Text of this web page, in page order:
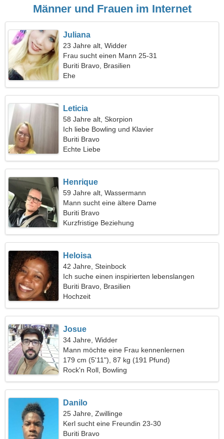
Männer und Frauen im Internet
Juliana
23 Jahre alt, Widder
Frau sucht einen Mann 25-31
Buriti Bravo, Brasilien
Ehe
Leticia
58 Jahre alt, Skorpion
Ich liebe Bowling und Klavier
Buriti Bravo
Echte Liebe
Henrique
59 Jahre alt, Wassermann
Mann sucht eine ältere Dame
Buriti Bravo
Kurzfristige Beziehung
Heloisa
42 Jahre, Steinbock
Ich suche einen inspirierten lebenslangen
Freund
Buriti Bravo, Brasilien
Hochzeit
Josue
34 Jahre, Widder
Mann möchte eine Frau kennenlernen
179 cm (5'11"), 87 kg (191 Pfund)
Rock'n Roll, Bowling
Danilo
25 Jahre, Zwillinge
Kerl sucht eine Freundin 23-30
Buriti Bravo